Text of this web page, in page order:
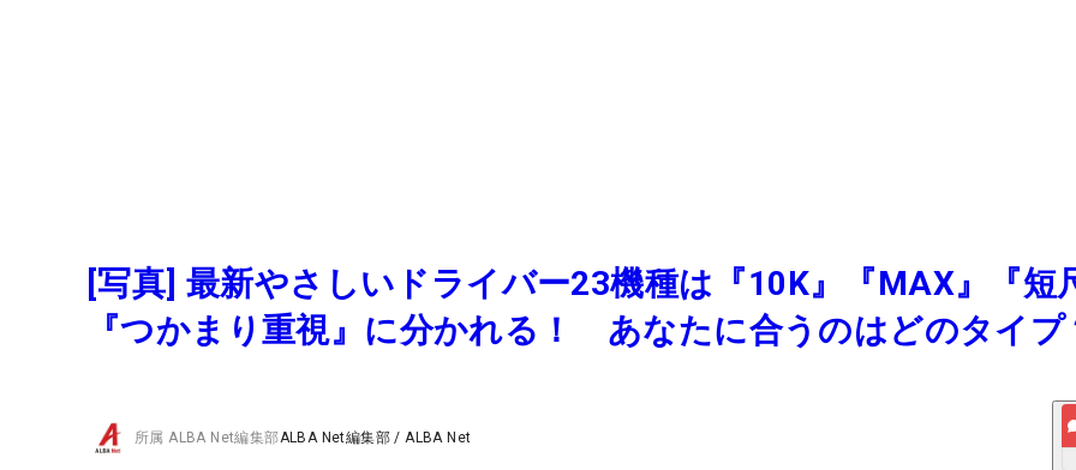
[写真] 最新やさしいドライバー23機種は『10K』『MAX』『短
『つかまり重視』に分かれる！ あなたに合うのはどのタイプ
所属ALBA Net編集部ALBA Net編集部 /ALBA Net